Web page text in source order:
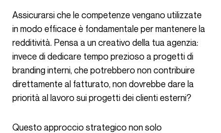
Assicurarsi che le competenze vengano utilizzate
in modo efficace è fondamentale per mantenere la
redditività. Pensa a un creativo della tua agenzia:
invece di dedicare tempo prezioso a progetti di
branding interni, che potrebbero non contribuire
direttamente al fatturato, non dovrebbe dare la
priorità al lavoro sui progetti dei clienti esterni?
Questo approccio strategico non solo